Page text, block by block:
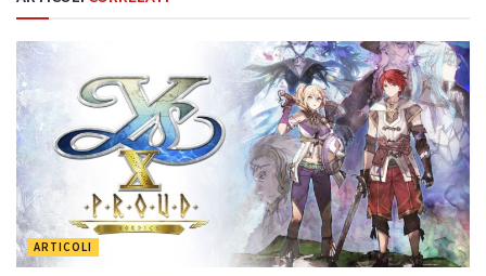
ARTICOLI